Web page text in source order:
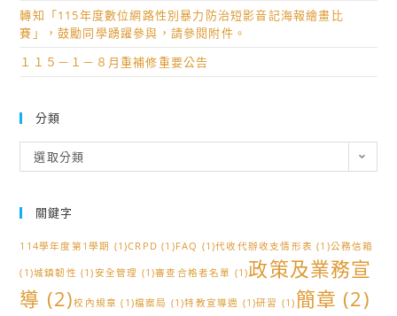
轉知「115年度數位網路性別暴力防治短影音記海報繪畫比
賽」，鼓勵同學踴躍參與，請參閱附件。
１１５－１－８月重補修重要公告
分類
類
選取分類
關鍵字
114學年度第1學期 (1)CRPD (1)FAQ (1)代收代辦收支情形表 (1)公務信箱
(1)城鎮韌性 (1)安全管理 (1)審查合格者名單 (1)政策及業務宣
導 (2)校內規章 (1)檔案局 (1)特教宣導週 (1)研習 (1) 簡章 (2)